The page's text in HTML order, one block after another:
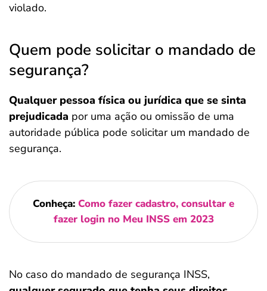
violado.
Quem pode solicitar o mandado de
segurança?
Qualquer pessoa física ou jurídica que se sinta
prejudicada por uma ação ou omissão de uma
autoridade pública pode solicitar um mandado de
segurança.
Conheça: Como fazer cadastro, consultar e
fazer login no Meu INSS em 2023
No caso do mandado de segurança INSS,